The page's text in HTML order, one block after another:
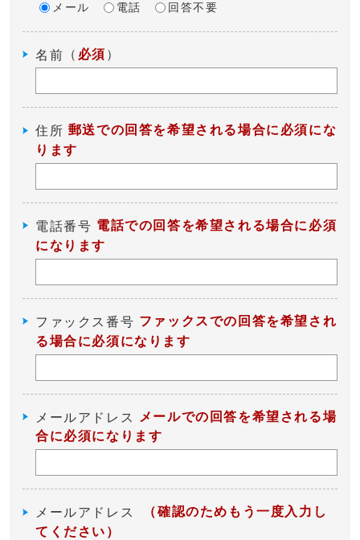
メール 電話 回答不要
名前 （ 必須 ）
住所 郵送での回答を希望される場合に必須にな
ります
電話番号 電話での回答を希望される場合に必須
になります
ファックス番号 ファックスでの回答を希望され
る場合に必須になります
メールアドレス
メールでの回答を希望される場
合に必須になります
メールアドレス
（確認のためもう一度入力し
てください）